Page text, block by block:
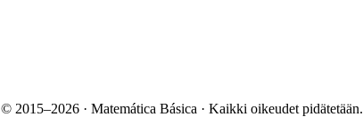
© 2015–2026 · Matemática Básica · Kaikki oikeudet pidätetään.